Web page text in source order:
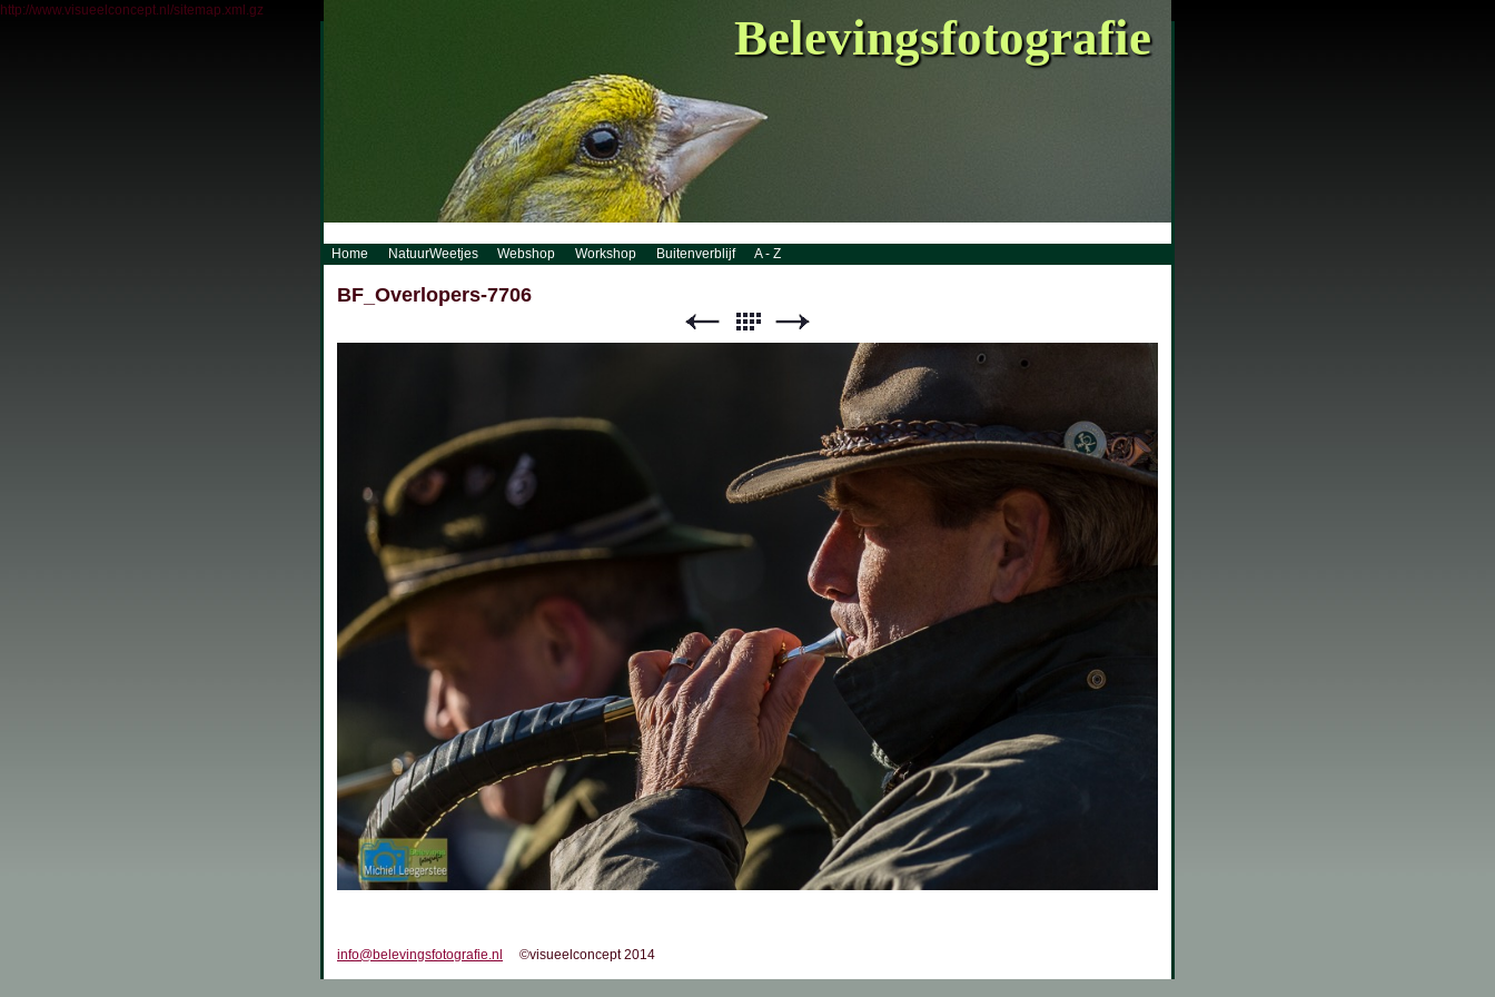
http://www.visueelconcept.nl/sitemap.xml.gz Belevingsfotografie
Home NatuurWeetjes Webshop Workshop Buitenverblijf A - Z
BF_Overlopers-7706
info@belevingsfotografie.nl ©visueelconcept 2014